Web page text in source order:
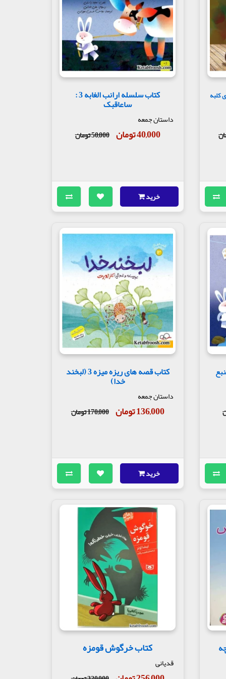
کلبه کتاب سلسله ارانب الغابه 3 :
ساعاقبک
داستان جمعه
40,000 تومان 50,000 تومان
خرید
هذا النبع کتاب قصه های ریزه میزه 3 (لبخند
خدا)
داستان جمعه
136,000 تومان 170,000 تومان
خرید
7:بچه کتاب خرگوش قومزه
قدیانی